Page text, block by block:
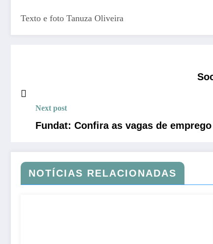
Texto e foto Tanuza Oliveira
Next post
Fundat: Confira as vagas de
NOTÍCIAS RELACIONADAS